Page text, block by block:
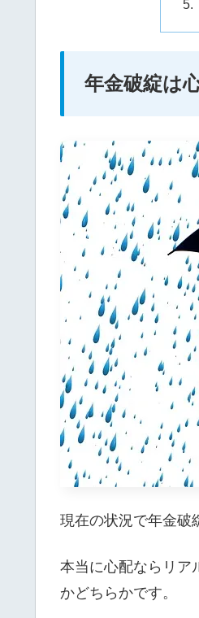
年金破綻は
現在の状況で年金破
本当に心配ならリア
かどちらかです。